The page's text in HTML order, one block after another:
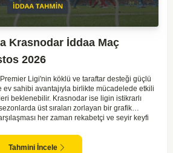
Krasnodar İddaa Maç
2026
Ligi'nin köklü ve taraftar desteği güçlü
sahibi avantajıyla birlikte mücadelede etkili
beklenebilir. Krasnodar ise ligin istikrarlı
üst sıraları zorlayan bir grafik
her zaman rekabetçi ve seyir keyfi
İki takımın geçmiş karşılaşmalarında
düşünülürse, bu maçta da her iki ekip gol
Tahmini İncele